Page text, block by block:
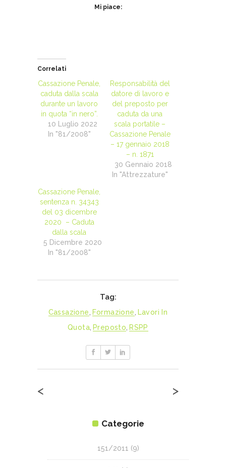
Mi piace:
Correlati
Cassazione Penale,
caduta dalla scala
durante un lavoro
in quota “in nero”.
10 Luglio 2022
In "81/2008"
Responsabilità del
datore di lavoro e
del preposto per
caduta da una
scala portatile –
Cassazione Penale
– 17 gennaio 2018
– n. 1871
30 Gennaio 2018
In "Attrezzature"
Cassazione Penale,
sentenza n. 34343
del 03 dicembre
2020 – Caduta
dalla scala
5 Dicembre 2020
In "81/2008"
Tag:
Cassazione Formazione
Lavori In
Quota Preposto RSPP
< >
Categorie
151/2011 (9)